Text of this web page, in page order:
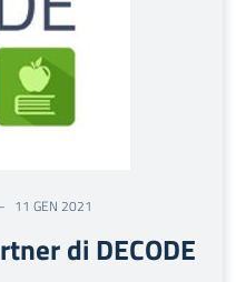
11 GEN 2021
di DECODE